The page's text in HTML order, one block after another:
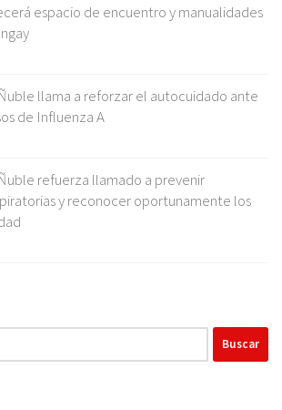
espacio de encuentro y manualidades
llama a reforzar el autocuidado ante
de Influenza A
refuerza llamado a prevenir
y reconocer oportunamente los